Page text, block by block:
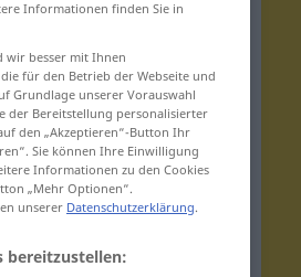
Informationen finden Sie in
wir besser mit Ihnen
für den Betrieb der Webseite und
Grundlage unserer Vorauswahl
der Bereitstellung personalisierter
den „Akzeptieren“-Button Ihr
Sie können Ihre Einwilligung
Informationen zu den Cookies
„Mehr Optionen“.
unserer Datenschutzerklärung.
bereitzustellen: